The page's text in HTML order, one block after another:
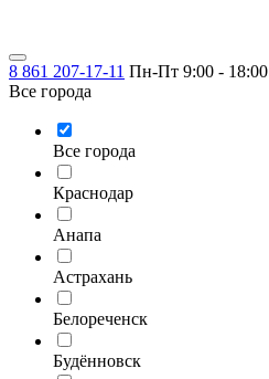
8 861 207-17-11 Пн-Пт 9:00 - 18:00
Все города
Все города
Краснодар
Анапа
Астрахань
Белореченск
Будённовск